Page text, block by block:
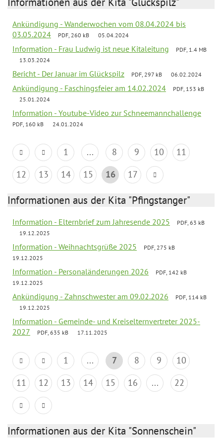
Ankündigung - Wanderwochen vom 08.04.2024 bis
03.05.2024
PDF, 260 kB 05.04.2024
Information - Frau Ludwig ist neue Kitaleitung
PDF, 1.4 MB
13.03.2024
Bericht - Der Januar im Glückspilz PDF, 297 kB 06.02.2024
Ankündigung - Faschingsfeier am 14.02.2024
PDF, 153 kB
25.01.2024
Information - Youtube-Video zur Schneemannchallenge
PDF, 160 kB 24.01.2024
1 ... 8 9 10
11
12
13 14 15 16 17
Informationen aus der Kita "Pfingstanger"
Information - Elternbrief zum Jahresende 2025
PDF, 63 kB
19.12.2025
Information - Weihnachtsgrüße 2025
PDF, 275 kB
19.12.2025
Information - Personaländerungen 2026
PDF, 142 kB
19.12.2025
Ankündigung - Zahnschwester am 09.02.2026
PDF, 114 kB
19.12.2025
Information - Gemeinde- und Kreiselternvertreter 2025-
2027
PDF, 635 kB 17.11.2025
1 ... 7 8 9
10
11
12 13 14 15 16 ... 22
Informationen aus der Kita "Sonnenschein"